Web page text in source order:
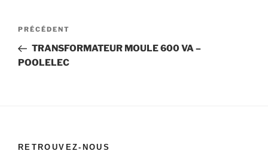
Navigation
l’article
Article
précédent
PRÉCÉDENT
TRANSFORMATEUR MOULE 600 VA –
POOLELEC
RETROUVEZ-NOUS